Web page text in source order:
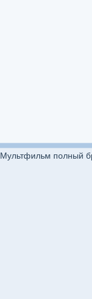
Мультфильм полный